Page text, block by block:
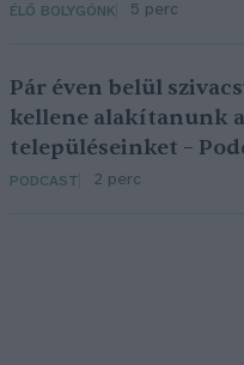
ÉLŐ BOLYGÓNK 5 perc
Pár éven belül
kellene alakítanunk a
településeinket –
PODCAST 2 perc